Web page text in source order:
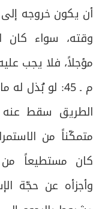
أن يكون خروجه إلى
وقته، سواء كان
مؤجلاً، فلا يجب
م ـ 45: لو بُذل
الطريق سقط عنه
متمكّناً من
كان مستطيعاً
وأجزأه عن حجّة
ص80 زيـارة النبـي(ص)
ص
81 زيـارة أميـن اللـه
82 دعـاء ليلـة
ص
83 دعاء الإمام
ص
84 دعاء الإمام
85 دعاء التوبة